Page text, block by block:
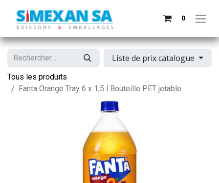
0
Liste de prix catalogue
Tous les produits
Fanta Orange Tray 6 x 1,5 l Bouteille PET jetable